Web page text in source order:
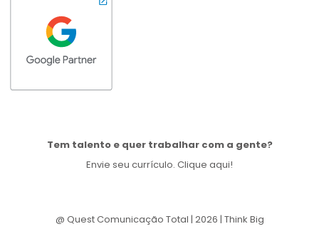
Tem talento e quer trabalhar com a gente?
Envie seu currículo. Clique aqui!
@ Quest Comunicação Total | 2026 | Think Big